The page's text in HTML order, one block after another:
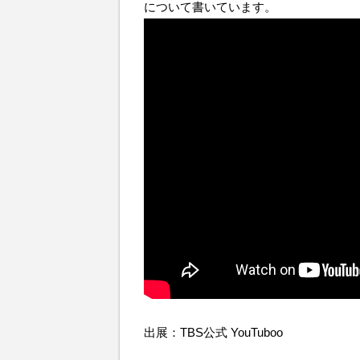
について書いています。
出展：TBS公式 YouTuboo